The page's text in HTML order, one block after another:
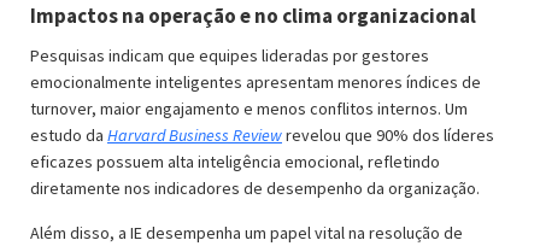
Impactos na operação e no clima organizacional
Pesquisas indicam que equipes lideradas por gestores
emocionalmente inteligentes apresentam menores índices de
turnover, maior engajamento e menos conflitos internos. Um
estudo da Harvard Business Reviewrevelou que 90% dos líderes
eficazes possuem alta inteligência emocional, refletindo
diretamente nos indicadores de desempenho da organização.
Além disso, a IE desempenha um papel vital na resolução de